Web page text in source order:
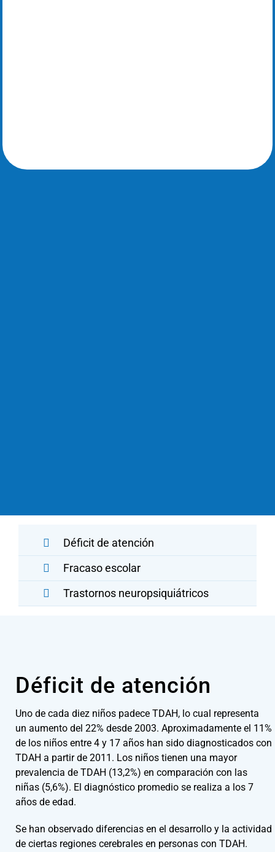
Déficit de atención
Fracaso escolar
Trastornos neuropsiquiátricos
Déficit de atención
Uno de cada diez niños padece TDAH, lo cual representa
un aumento del 22% desde 2003. Aproximadamente el 11%
de los niños entre 4 y 17 años han sido diagnosticados con
TDAH a partir de 2011. Los niños tienen una mayor
prevalencia de TDAH (13,2%) en comparación con las
niñas (5,6%). El diagnóstico promedio se realiza a los 7
años de edad.
Se han observado diferencias en el desarrollo y la actividad
de ciertas regiones cerebrales en personas con TDAH.